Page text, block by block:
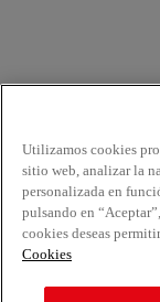
Utilizamos cookies
sitio web, analizar la
personalizada en
pulsando en
cookies deseas
Cookies